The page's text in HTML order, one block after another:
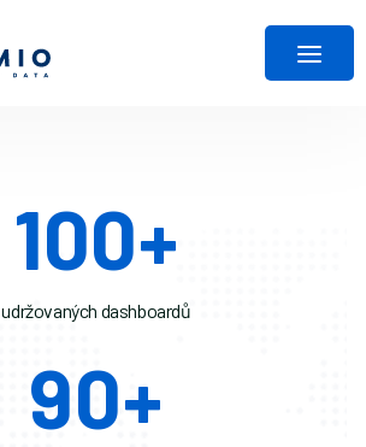
100+
udržovaných dashboardů
90+